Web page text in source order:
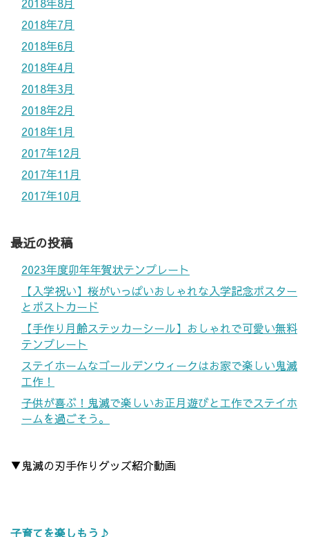
2018年7月
2018年6月
2018年4月
2018年3月
2018年2月
2018年1月
2017年12月
2017年11月
2017年10月
最近の投稿
2023年度卯年年賀状テンプレート
【入学祝い】桜がいっぱいおしゃれな入学記念ポスター
とポストカード
【手作り月齢ステッカーシール】おしゃれで可愛い無料
テンプレート
ステイホームなゴールデンウィークはお家で楽しい鬼滅
工作！
子供が喜ぶ！鬼滅で楽しいお正月遊びと工作でステイホ
ームを過ごそう。
▼鬼滅の刃手作りグッズ紹介動画
子育てを楽しもう♪